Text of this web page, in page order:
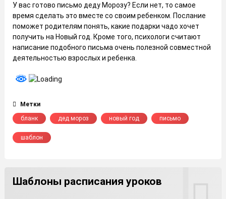
У вас готово письмо деду Морозу? Если нет, то самое
время сделать это вместе со своим ребенком. Послание
поможет родителям понять, какие подарки чадо хочет
получить на Новый год. Кроме того, психологи считают
написание подобного письма очень полезной совместной
деятельностью взрослых и ребенка.
Метки
бланк
дед мороз новый год письмо
шаблон
Шаблоны расписания уроков